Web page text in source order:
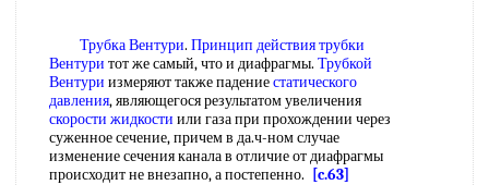
Трубка Вентури. Принцип действиятрубки
Вентури тот же самый, что и диафрагмы. Трубкой
Вентури измеряют также падениестатического
давления, являющегося результатом увеличения
скорости жидкости или газа при прохождении через
суженное сечение, причем в да.ч-ном случае
изменение сечения канала в отличие от диафрагмы
происходит не внезапно, а постепенно.
[c.63]